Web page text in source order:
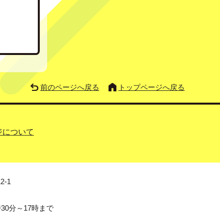
前のページへ戻る トップページへ戻る
ついて
1
分～17時まで